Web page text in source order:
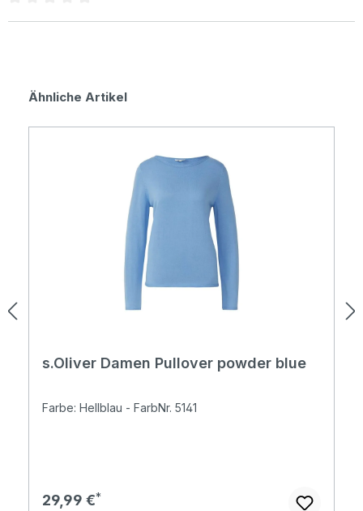
Produktgalerie überspringen
Ähnliche Artikel
s.Oliver Damen Pullover powder blue
Farbe: Hellblau - FarbNr. 5141
Regulärer Preis:
29,99 €